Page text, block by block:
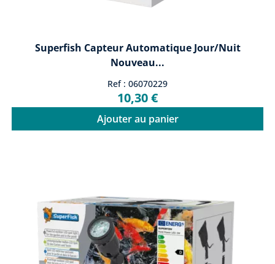
Superfish Capteur Automatique Jour/nuit
Nouveau...
Ref : 06070229
10,30 €
Ajouter au panier